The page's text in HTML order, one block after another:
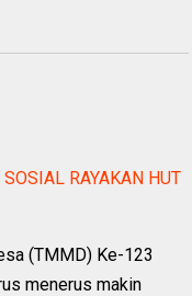
RAYAKAN HUT
(TMMD) Ke-123
menerus makin